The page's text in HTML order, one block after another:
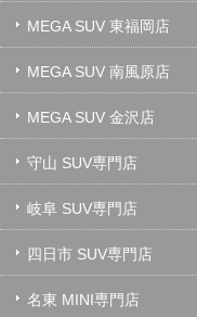
MEGA SUV 東福岡店
MEGA SUV 南風原店
MEGA SUV 金沢店
守山 SUV専門店
岐阜 SUV専門店
四日市 SUV専門店
名東 MINI専門店